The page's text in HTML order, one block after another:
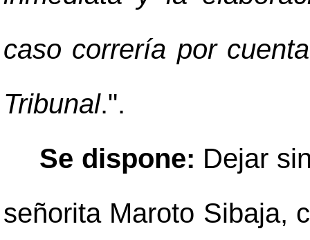
caso correría por
Tribunal.".
Se dispone: Dejar
señorita Maroto Sibaja,